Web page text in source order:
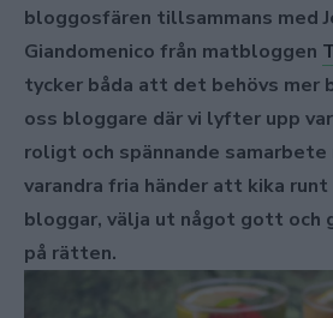
bloggosfären tillsammans med
Giandomenico från matbloggen
tycker båda att det behövs mer
oss bloggare där vi lyfter upp
roligt och spännande samarbete
varandra fria händer att kika
bloggar, välja ut något gott och
på rätten.